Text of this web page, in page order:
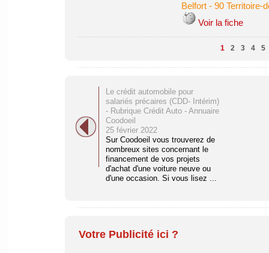
Belfort- 90 Territoire-
Voir la fiche
1 2 3 4 5
Le crédit automobile pour
salariés précaires (CDD- Intérim)
- Rubrique Crédit Auto - Annuaire
Coodoeil
25 février 2022
Sur Coodoeil vous trouverez de
nombreux sites concernant le
financement de vos projets
d'achat d'une voiture neuve ou
d'une occasion. Si vous lisez ...
Votre Publicité ici ?